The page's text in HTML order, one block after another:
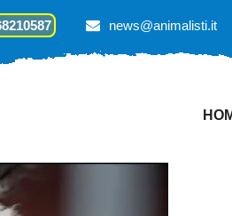
news@animalisti.it